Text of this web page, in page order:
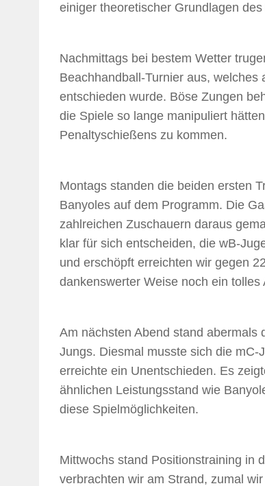
einiger theoretischer Grundlagen
Nachmittags bei bestem Wetter
Beachhandball-Turnier aus,
entschieden wurde. Böse Zungen
die Spiele so lange manipuliert
Penaltyschießens zu kommen.
Montags standen die beiden ersten
Banyoles auf dem Programm. Die
zahlreichen Zuschauern daraus
klar für sich entscheiden, die wB-
und erschöpft erreichten wir gegen
dankenswerter Weise noch ein
Am nächsten Abend stand abermals
Jungs. Diesmal musste sich die
erreichte ein Unentschieden. Es
ähnlichen Leistungsstand wie
diese Spielmöglichkeiten.
Mittwochs stand Positionstraining in
verbrachten wir am Strand, zumal